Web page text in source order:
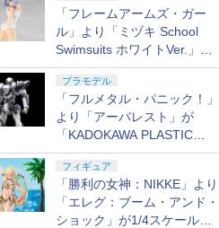
「フレームアームズ・ガー
ル」より「ミヅキ School
Swimsuits ホワイトVer.」が8
月10日から予約開始決定！
プラモデル
「フルメタル・パニック！」
より「アーバレスト」が
「KADOKAWA PLASTIC
MODEL SERIES」から1/48
スケールで登場！
フィギュア
「勝利の女神：NIKKE」より
「エレグ：ブーム・アンド・
ショック」が1/4スケールで